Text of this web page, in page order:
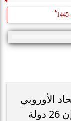
هـ
الأوروبي
جوزيف بوريل، مساء اليوم الإثنين، إن 26 دولة